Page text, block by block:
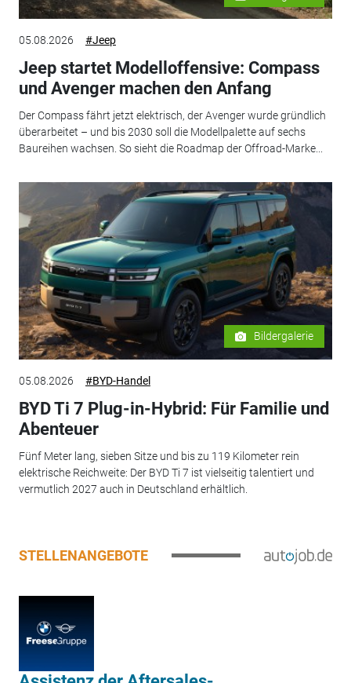
05.08.2026 #Jeep
Jeep startet Modelloffensive: Compass
und Avenger machen den Anfang
Der Compass fährt jetzt elektrisch, der Avenger wurde gründlich
überarbeitet – und bis 2030 soll die Modellpalette auf sechs
Baureihen wachsen. So sieht die Roadmap der Offroad-Marke...
Bildergalerie
05.08.2026 #BYD-Handel
BYD Ti 7 Plug-in-Hybrid: Für Familie und
Abenteuer
Fünf Meter lang, sieben Sitze und bis zu 119 Kilometer rein
elektrische Reichweite: Der BYD Ti 7 ist vielseitig talentiert und
vermutlich 2027 auch in Deutschland erhältlich.
STELLENANGEBOTE